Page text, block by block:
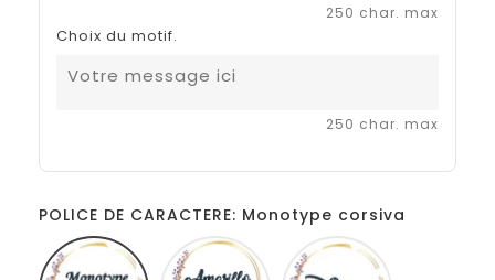
250 char. max
Choix du motif.
250 char. max
POLICE DE CARACTERE: Monotype corsiva
Monotype
corsiva
Amarillo